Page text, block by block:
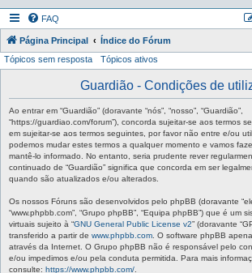
FAQ
Página Principal Índice do Fórum
Tópicos sem resposta Tópicos ativos
Guardião - Condições de
Ao entrar em “Guardião” (doravante “nós”, “nosso”, “Guardião”,
“https://guardiao.com/forum”), concorda sujeitar-se aos termos
em sujeitar-se aos termos seguintes, por favor não entre e/ou
podemos mudar estes termos a qualquer momento e vamos
mantê-lo informado. No entanto, seria prudente rever
continuado de “Guardião” significa que concorda em ser
quando são atualizados e/ou alterados.
Os nossos Fóruns são desenvolvidos pelo phpBB (doravante
“www.phpbb.com”, “Grupo phpBB”, “Equipa phpBB”) que é um
virtuais sujeito à “GNU General Public License v2” (doravante
transferido a partir de www.phpbb.com . O software phpBB
através da Internet. O Grupo phpBB não é responsável pelo
e/ou impedimos e/ou pela conduta permitida. Para mais
consulte: https://www.phpbb.com/